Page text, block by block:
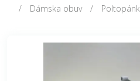
Dámska obuv